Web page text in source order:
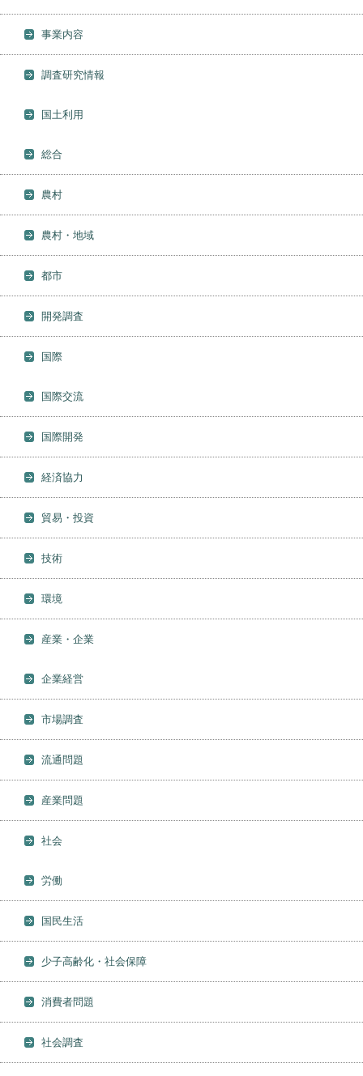
事業内容
調査研究情報
国土利用
総合
農村
農村・地域
都市
開発調査
国際
国際交流
国際開発
経済協力
貿易・投資
技術
環境
産業・企業
企業経営
市場調査
流通問題
産業問題
社会
労働
国民生活
少子高齢化・社会保障
消費者問題
社会調査